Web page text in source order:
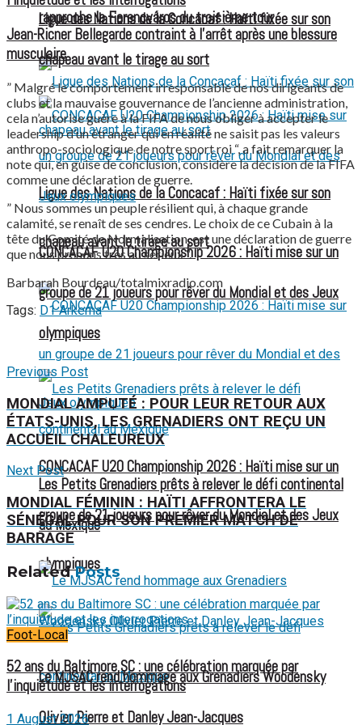
rapproche le Ferencváros du troisième tour
Ligue des Nations de la Concacaf : Haïti fixée sur son
chapeau avant le tirage au sort
CONCACAF U20 Championship 2026 : Haïti mise sur un
groupe de 21 joueurs pour rêver du Mondial et des Jeux
olympiques
Ligue des Nations de la Concacaf : Haïti fixée sur son
chapeau avant le tirage au sort
CONCACAF U20 Championship 2026 : Haïti mise sur un
groupe de 21 joueurs pour rêver du Mondial et des Jeux
olympiques
Les Petits Grenadiers prêts à relever le défi continental
au Mexique
Le MJSAC rend hommage aux Grenadiers Woodensky
Olivier Pierre et Danley Jean-Jacques
Jean-Ricner Bellegarde contraint à l’arrêt après une blessure
musculaire
” Malgré le comportement irresponsable de nos dirigeants de
clubs et la mauvaise gouvernance de l’ancienne administration,
cela n’autorise guère à la FIFA de nous obliger à accepter le
leadership d’un étranger qui en réalité ne saisit pas les valeurs
anthropo-sociologique de notre sport roi “, a fait remarquer la
note qui, en guise de conclusion, considère la décision de la FIFA
comme une déclaration de guerre.
” Nous sommes un peuple résilient qui, à chaque grande
calamité, se renaît de ses cendres. Le choix de ce Cubain à la
tête du Comité de Normalisation, est une déclaration de guerre
que nous prenons très au sérieux “.
Barbarah Bourdeau/totalmixradio.com
Tags: D1 Arkema
Previous Post
MONDIAL AMPUTÉ : POUR LEUR RETOUR AUX
ÉTATS-UNIS, LES GRENADIERS ONT REÇU UN
ACCUEIL CHALEUREUX
Next Post
MONDIAL FÉMININ : HAÏTI AFFRONTERA LE
SÉNÉGAL POUR SON PREMIER MATCH DE
BARRAGE
RelatedPosts
Foot-Local
52 ans du Baltimore SC : une célébration marquée par
l’inquiétude et les interrogations
1 August 2026